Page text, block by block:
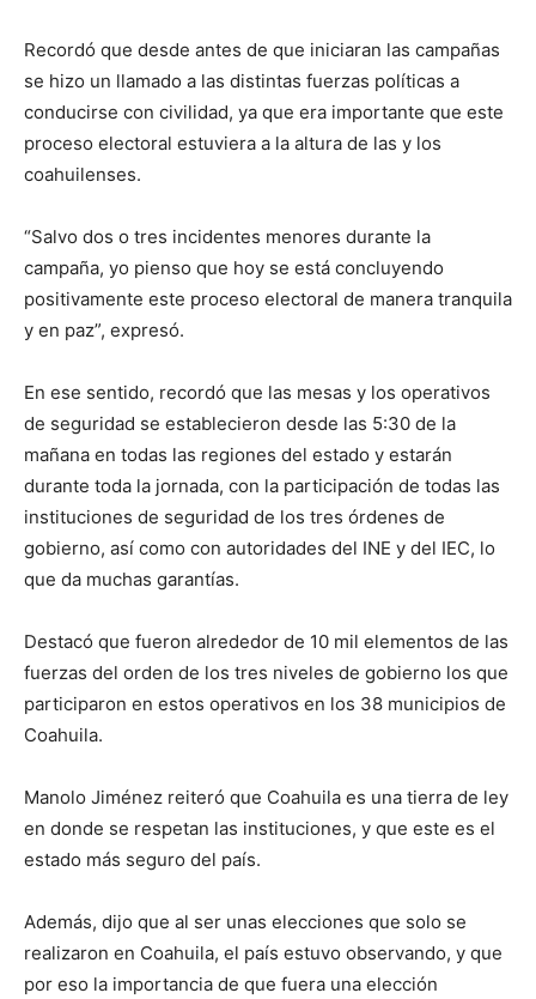
Recordó que desde antes de que iniciaran las campañas
se hizo un llamado a las distintas fuerzas políticas a
conducirse con civilidad, ya que era importante que este
proceso electoral estuviera a la altura de las y los
coahuilenses.
“Salvo dos o tres incidentes menores durante la
campaña, yo pienso que hoy se está concluyendo
positivamente este proceso electoral de manera tranquila
y en paz”, expresó.
En ese sentido, recordó que las mesas y los operativos
de seguridad se establecieron desde las 5:30 de la
mañana en todas las regiones del estado y estarán
durante toda la jornada, con la participación de todas las
instituciones de seguridad de los tres órdenes de
gobierno, así como con autoridades del INE y del IEC, lo
que da muchas garantías.
Destacó que fueron alrededor de 10 mil elementos de las
fuerzas del orden de los tres niveles de gobierno los que
participaron en estos operativos en los 38 municipios de
Coahuila.
Manolo Jiménez reiteró que Coahuila es una tierra de ley
en donde se respetan las instituciones, y que este es el
estado más seguro del país.
Además, dijo que al ser unas elecciones que solo se
realizaron en Coahuila, el país estuvo observando, y que
por eso la importancia de que fuera una elección